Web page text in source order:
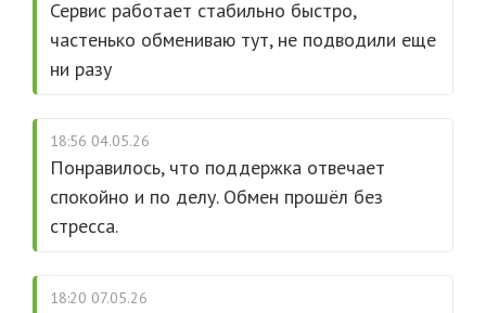
Сервис работает стабильно быстро,
частенько обмениваю тут, не подводили еще
ни разу
18:56 04.05.26
Понравилось, что поддержка отвечает
спокойно и по делу. Обмен прошёл без
стресса.
18:20 07.05.26